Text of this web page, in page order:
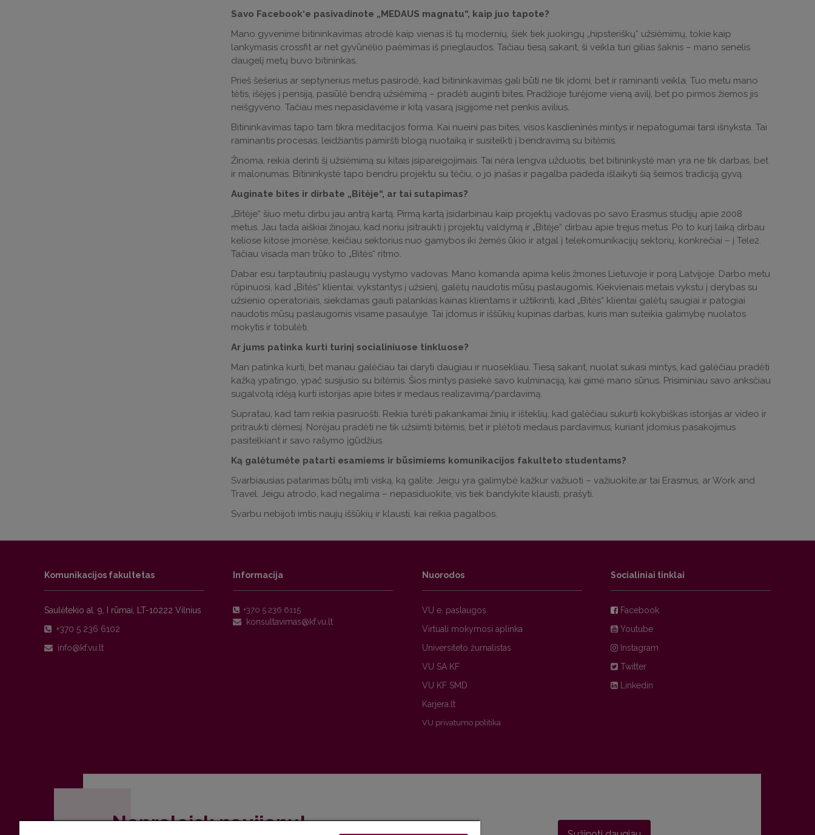
Savo Facebook‘e pasivadinote „MEDAUS magnatu“, kaip juo tapote?
Mano gyvenime bitininkavimas atrodė kaip vienas iš tų modernių, šiek tiek juokingų „hipsteriškų“ užsiėmimų, tokie kaip
lankymasis crossfit ar net gyvūnėlio paėmimas iš prieglaudos. Tačiau tiesą sakant, ši veikla turi gilias šaknis – mano senelis
daugelį metų buvo bitininkas.
Prieš šešerius ar septynerius metus pasirodė, kad bitininkavimas gali būti ne tik įdomi, bet ir raminanti veikla. Tuo metu mano
tėtis, išėjęs į pensiją, pasiūlė bendrą užsiėmimą – pradėti auginti bites. Pradžioje turėjome vieną avilį, bet po pirmos žiemos jis
neišgyveno. Tačiau mes nepasidavėme ir kitą vasarą įsigijome net penkis avilius.
Bitininkavimas tapo tam tikra meditacijos forma. Kai nueini pas bites, visos kasdieninės mintys ir nepatogumai tarsi išnyksta. Tai
raminantis procesas, leidžiantis pamiršti blogą nuotaiką ir susitelkti į bendravimą su bitėmis.
Žinoma, reikia derinti šį užsiėmimą su kitais įsipareigojimais. Tai nėra lengva užduotis, bet bitininkystė man yra ne tik darbas, bet
ir malonumas. Bitininkystė tapo bendru projektu su tėčiu, o jo įnašas ir pagalba padeda išlaikyti šią šeimos tradiciją gyvą.
Auginate bites ir dirbate „Bitėje“, ar tai sutapimas?
„Bitėje“ šiuo metu dirbu jau antrą kartą. Pirmą kartą įsidarbinau kaip projektų vadovas po savo Erasmus studijų apie 2008
metus. Jau tada aiškiai žinojau, kad noriu įsitraukti į projektų valdymą ir „Bitėje“ dirbau apie trejus metus. Po to kurį laiką dirbau
keliose kitose įmonėse, keičiau sektorius nuo gamybos iki žemės ūkio ir atgal į telekomunikacijų sektorių, konkrečiai – į Tele2.
Tačiau visada man trūko to „Bitės“ ritmo.
Dabar esu tarptautinių paslaugų vystymo vadovas. Mano komanda apima kelis žmones Lietuvoje ir porą Latvijoje. Darbo metu
rūpinuosi, kad „Bitės“ klientai, vykstantys į užsienį, galėtų naudotis mūsų paslaugomis. Kiekvienais metais vykstu į derybas su
užsienio operatoriais, siekdamas gauti palankias kainas klientams ir užtikrinti, kad „Bitės“ klientai galėtų saugiai ir patogiai
naudotis mūsų paslaugomis visame pasaulyje. Tai įdomus ir iššūkių kupinas darbas, kuris man suteikia galimybę nuolatos
mokytis ir tobulėti.
Ar jums patinka kurti turinį socialiniuose tinkluose?
Man patinka kurti, bet manau galėčiau tai daryti daugiau ir nuosekliau. Tiesą sakant, nuolat sukasi mintys, kad galėčiau pradėti
kažką ypatingo, ypač susijusio su bitėmis. Šios mintys pasiekė savo kulminaciją, kai gimė mano sūnus. Prisiminiau savo anksčiau
sugalvotą idėją kurti istorijas apie bites ir medaus realizavimą/pardavimą.
Supratau, kad tam reikia pasiruošti. Reikia turėti pakankamai žinių ir išteklių, kad galėčiau sukurti kokybiškas istorijas ar video ir
pritraukti dėmesį. Norėjau pradėti ne tik užsiimti bitėmis, bet ir plėtoti medaus pardavimus, kuriant įdomius pasakojimus
pasitelkiant ir savo rašymo įgūdžius.
Ką galėtumėte patarti esamiems ir būsimiems komunikacijos fakulteto studentams?
Svarbiausias patarimas būtų imti viską, ką galite. Jeigu yra galimybė kažkur važiuoti – važiuokite,ar tai Erasmus, ar Work and
Travel. Jeigu atrodo, kad negalima – nepasiduokite, vis tiek bandykite klausti, prašyti.
Svarbu nebijoti imtis naujų iššūkių ir klausti, kai reikia pagalbos.
Komunikacijos fakultetas
Saulėtekio al. 9, I rūmai, LT-10222 Vilnius
+370 5 236 6102
Informacija
+370 5 236 6115
Nuorodos
VU e. paslaugos
Virtuali mokymosi aplinka
Universiteto žurnalistas
VU SA KF
VU KF SMD
Karjera.lt
VU privatumo politika
Socialiniai tinklai
Facebook
Youtube
Instagram
Twitter
Linkedin
Nepraleisk naujienų!